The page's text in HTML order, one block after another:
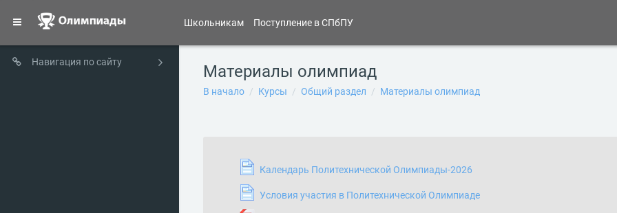
Боковая панель Школьникам Поступление в СПбПУ
Навигация по сайту Материалы олимпиад
В начало Курсы Общий раздел Материалы олимпиад
Тематический план
Общее Календарь Политехнической Олимпиады-2026
Страница
Условия участия в Политехнической Олимпиаде